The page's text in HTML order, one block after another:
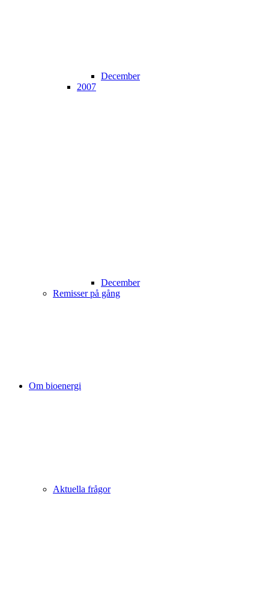
December
2007
December
Remisser på gång
Om bioenergi
Aktuella frågor